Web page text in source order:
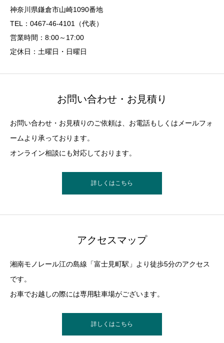
神奈川県鎌倉市山崎1090番地
TEL：0467-46-4101（代表）
営業時間：8:00～17:00
定休日：土曜日・日曜日
お問い合わせ・お見積り
お問い合わせ・お見積りのご依頼は、お電話もしくはメールフォ
ームより承っております。
オンライン相談にも対応しております。
詳しくはこちら
アクセスマップ
湘南モノレール江の島線「富士見町駅」より徒歩5分のアクセス
です。
お車でお越しの際には専用駐車場がございます。
詳しくはこちら